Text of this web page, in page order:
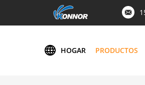
HOGAR PRODUCTOS